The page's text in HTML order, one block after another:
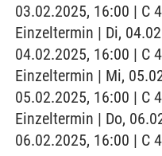
03.02.2025, 16:00 | C
Einzeltermin | Di,
04.02.2025, 16:00 | C
Einzeltermin | Mi,
05.02.2025, 16:00 | C
Einzeltermin | Do,
06.02.2025, 16:00 | C